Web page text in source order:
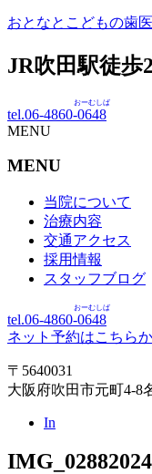
おとなとこどもの歯
JR吹田駅徒歩2
tel.06-4860-0648
おーむしば
MENU
MENU
当院について
治療内容
交通アクセス
採用情報
スタッフブログ
tel.06-4860-0648
おーむしば
ネット予約はこちら
〒5640031
大阪府吹田市元町4-8
In
IMG_0288